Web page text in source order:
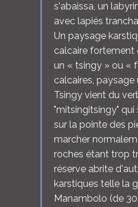
s'abaissa, un
avec lapiés
Un paysage
calcaire
un « tsingy » ou «
calcaires, paysage
Tsingy vient du
"mitsingitsingy" qui
sur la pointe des
marcher
roches étant trop
réserve abrite
karstiques telle la
Manambolo (de